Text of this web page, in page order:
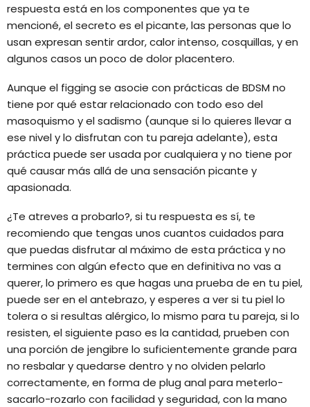
respuesta está en los componentes que ya te
mencioné, el secreto es el picante, las personas que lo
usan expresan sentir ardor, calor intenso, cosquillas, y en
algunos casos un poco de dolor placentero.
Aunque el figging se asocie con prácticas de BDSM no
tiene por qué estar relacionado con todo eso del
masoquismo y el sadismo (aunque si lo quieres llevar a
ese nivel y lo disfrutan con tu pareja adelante), esta
práctica puede ser usada por cualquiera y no tiene por
qué causar más allá de una sensación picante y
apasionada.
¿Te atreves a probarlo?, si tu respuesta es sí, te
recomiendo que tengas unos cuantos cuidados para
que puedas disfrutar al máximo de esta práctica y no
termines con algún efecto que en definitiva no vas a
querer, lo primero es que hagas una prueba de en tu piel,
puede ser en el antebrazo, y esperes a ver si tu piel lo
tolera o si resultas alérgico, lo mismo para tu pareja, si lo
resisten, el siguiente paso es la cantidad, prueben con
una porción de jengibre lo suficientemente grande para
no resbalar y quedarse dentro y no olviden pelarlo
correctamente, en forma de plug anal para meterlo-
sacarlo-rozarlo con facilidad y seguridad, con la mano